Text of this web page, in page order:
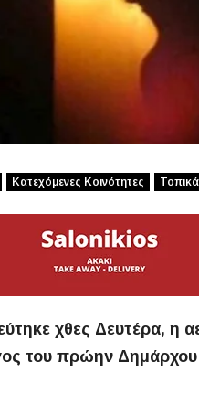
Κατεχόμενες Κοινότητες Τοπικά
χθες Δευτέρα, η
του πρώην